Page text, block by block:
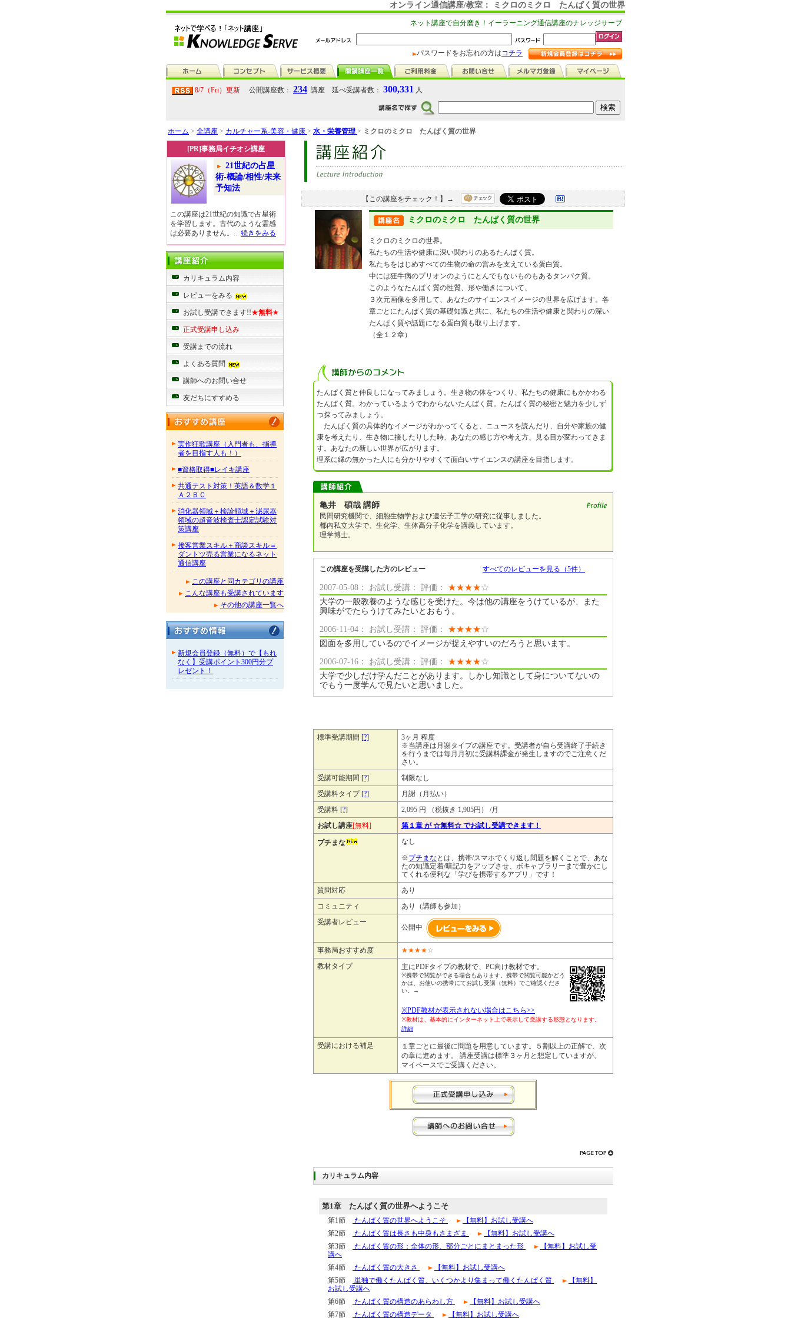
オンライン通信講座/教室： ミクロのミクロ たんぱく質の世界
ネット講座で自分磨き！イーラーニング通信講座のナレッジサーブ
パスワードをお忘れの方はコチラ
8/7（Fri）更新 公開講座数： 234 講座 延べ受講者数： 300,331 人
ホーム > 全講座 > カルチャー系-美容・健康 > 水・栄養管理 > ミクロのミクロ たんぱく質の世界
[PR]事務局イチオシ講座
21世紀の占星
術-概論/相性/未来
予知法
この講座は21世紀の知識で占星術
を学習します。古代のような霊感
は必要ありません。... 続きをみる
カリキュラム内容
レビューをみる
お試し受講できます!!★無料★
正式受講申し込み
受講までの流れ
よくある質問
講師へのお問い合せ
友だちにすすめる
実作狂歌講座（入門者も、指導
者を目指す人も！）
■資格取得■レイキ講座
共通テスト対策！英語＆数学１
Ａ２ＢＣ
消化器領域＋検診領域＋泌尿器
領域の超音波検査士認定試験対
策講座
接客営業スキル＋商談スキル＝
ダントツ売る営業になるネット
通信講座
この講座と同カテゴリの講座
こんな講座も受講されています
その他の講座一覧へ
新規会員登録（無料）で【もれ
なく】受講ポイント300円分プ
レゼント！
【この講座をチェック！】→
ミクロのミクロ たんぱく質の世界
ミクロのミクロの世界。
私たちの生活や健康に深い関わりのあるたんぱく質。
私たちをはじめすべての生物の命の営みを支えている蛋白質。
中には狂牛病のプリオンのようにとんでもないものもあるタンパク質。
このようなたんぱく質の性質、形や働きについて、
３次元画像を多用して、あなたのサイエンスイメージの世界を広げます。各
章ごとにたんぱく質の基礎知識と共に、私たちの生活や健康と関わりの深い
たんぱく質や話題になる蛋白質も取り上げます。
（全１２章）
たんぱく質と仲良しになってみましょう。生き物の体をつくり、私たちの健康にもかかわる
たんぱく質。わかっているようでわからないたんぱく質。たんぱく質の秘密と魅力を少しず
つ探ってみましょう。
たんぱく質の具体的なイメージがわかってくると、ニュースを読んだり、自分や家族の健
康を考えたり、生き物に接したりした時、あなたの感じ方や考え方、見る目が変わってきま
す。あなたの新しい世界が広がります。
理系に縁の無かった人にも分かりやすくて面白いサイエンスの講座を目指します。
亀井 碩哉 講師
民間研究機関で、細胞生物学および遺伝子工学の研究に従事しました。
都内私立大学で、生化学、生体高分子化学を講義しています。
理学博士。
この講座を受講した方のレビュー すべてのレビューを見る（5件）
2007-05-08： お試し受講： 評価： ★★★★☆
大学の一般教養のような感じを受けた。今は他の講座をうけているが、また
興味がでたらうけてみたいとおもう。
2006-11-04： お試し受講： 評価： ★★★★☆
図面を多用しているのでイメージが捉えやすいのだろうと思います。
2006-07-16： お試し受講： 評価： ★★★★☆
大学で少しだけ学んだことがあります。しかし知識として身についてないの
でもう一度学んで見たいと思いました。
標準受講期間 [?]
3ヶ月 程度
※当講座は月謝タイプの講座です。受講者が自ら受講終了手続き
を行うまでは毎月月初に受講料課金が発生しますのでご注意くだ
さい。
受講可能期間 [?]
制限なし
受講料タイプ[?]
月謝（月払い）
受講料 [?]
2,095 円 （税抜き 1,905円） /月
お試し講座[無料] 第１章 が ☆無料☆ でお試し受講できます！
プチまな
なし
※プチまな とは、携帯/スマホでくり返し問題を解くことで、あな
たの知識定着/暗記力をアップさせ、ボキャブラリーまで豊かにし
てくれる便利な「学びを携帯するアプリ」です！
質問対応
あり
コミュニティ
あり（講師も参加）
受講者レビュー
公開中
事務局おすすめ度 ★★★★☆
教材タイプ
主にPDFタイプの教材で、PC向け教材です。
※携帯で閲覧ができる場合もあります。携帯で閲覧可能かどう
かは、お使いの携帯にてお試し受講（無料）でご確認くださ
い。→
※PDF教材が表示されない場合はこちら>>
※教材は、基本的にインターネット上で表示して受講する形態となります。
詳細
受講における補足
１章ごとに最後に問題を用意しています。５割以上の正解で、次
の章に進めます。 講座受講は標準３ヶ月と想定していますが、
マイペースでご受講ください。
カリキュラム内容
第1章 たんぱく質の世界へようこそ
第1節 たんぱく質の世界へようこそ
【無料】お試し受講へ
第2節
たんぱく質は長さも中身もさまざま
【無料】お試し受講へ
第3節
たんぱく質の形：全体の形、部分ごとにまとまった形
【無料】お試し受
講へ
第4節
たんぱく質の大きさ
【無料】お試し受講へ
第5節
単独で働くたんぱく質、いくつかより集まって働くたんぱく質
【無料】
お試し受講へ
第6節
たんぱく質の構造のあらわし方
【無料】お試し受講へ
第7節
たんぱく質の構造データ 【無料】お試し受講へ